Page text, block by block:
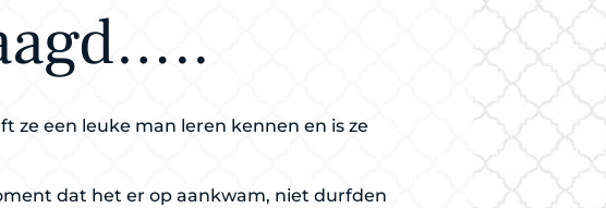
ze een leuke man leren kennen en is ze
dat het er op aankwam, niet durfden